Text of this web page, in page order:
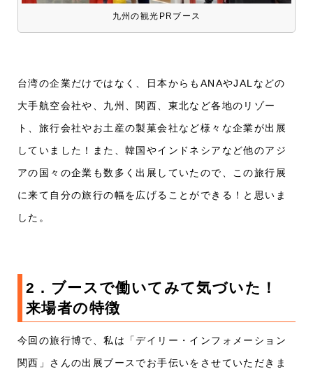
九州の観光PRブース
台湾の企業だけではなく、日本からもANAやJALなどの
大手航空会社や、九州、関西、東北など各地のリゾー
ト、旅行会社やお土産の製菓会社など様々な企業が出展
していました！また、韓国やインドネシアなど他のアジ
アの国々の企業も数多く出展していたので、この旅行展
に来て自分の旅行の幅を広げることができる！と思いま
した。
2．ブースで働いてみて気づいた！
来場者の特徴
今回の旅行博で、私は「デイリー・インフォメーション
関西」さんの出展ブースでお手伝いをさせていただきま